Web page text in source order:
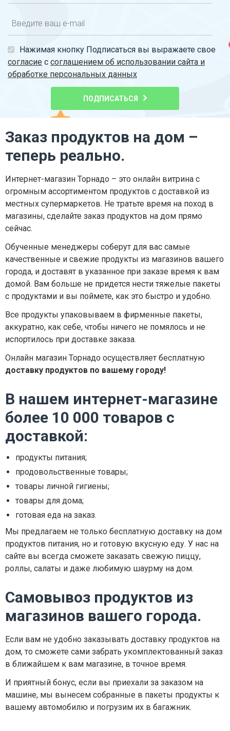
Нажимая кнопку Подписаться вы выражаете свое
согласие с соглашением об использовании сайта и
обработке персональных данных
ПОДПИСАТЬСЯ
Заказ продуктов на дом –
теперь реально.
Интернет-магазин Торнадо – это онлайн витрина с
огромным ассортиментом продуктов с доставкой из
местных супермаркетов. Не тратьте время на поход в
магазины, сделайте заказ продуктов на дом прямо
сейчас.
Обученные менеджеры соберут для вас самые
качественные и свежие продукты из магазинов вашего
города, и доставят в указанное при заказе время к вам
домой. Вам больше не придется нести тяжелые пакеты
с продуктами и вы поймете, как это быстро и удобно.
Все продукты упаковываем в фирменные пакеты,
аккуратно, как себе, чтобы ничего не помялось и не
испортилось при доставке заказа.
Онлайн магазин Торнадо осуществляет бесплатную
доставку продуктов по вашему городу!
В нашем интернет-магазине
более 10 000 товаров с
доставкой:
продукты питания;
продовольственные товары;
товары личной гигиены;
товары для дома;
готовая еда на заказ.
Мы предлагаем не только бесплатную доставку на дом
продуктов питания, но и готовую вкусную еду. У нас на
сайте вы всегда сможете заказать свежую пиццу,
роллы, салаты и даже любимую шаурму на дом.
Самовывоз продуктов из
магазинов вашего города.
Если вам не удобно заказывать доставку продуктов на
дом, то сможете сами забрать укомплектованный заказ
в ближайшем к вам магазине, в точное время.
И приятный бонус, если вы приехали за заказом на
машине, мы вынесем собранные в пакеты продукты к
вашему автомобилю и погрузим их в багажник.